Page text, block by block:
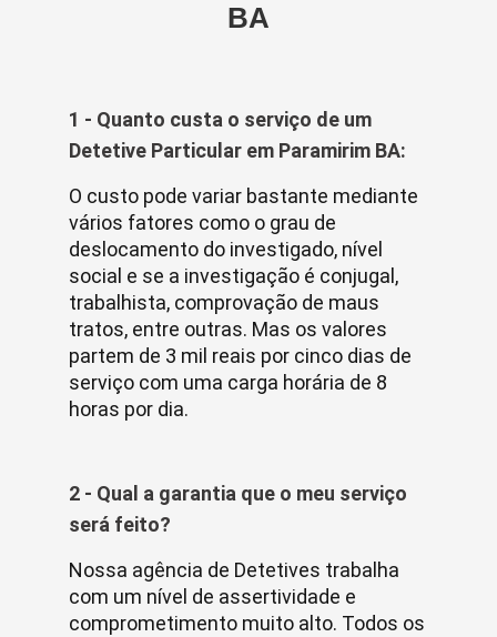
BA
1 - Quanto custa o serviço de um
Detetive Particular em Paramirim BA:
O custo pode variar bastante mediante
vários fatores como o grau de
deslocamento do investigado, nível
social e se a investigação é conjugal,
trabalhista, comprovação de maus
tratos, entre outras. Mas os valores
partem de 3 mil reais por cinco dias de
serviço com uma carga horária de 8
horas por dia.
2 - Qual a garantia que o meu serviço
será feito?
Nossa agência de Detetives trabalha
com um nível de assertividade e
comprometimento muito alto. Todos os